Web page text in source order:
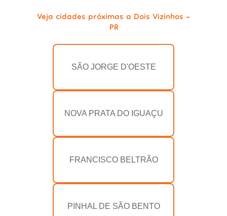
Veja cidades próximas a Dois Vizinhos -
PR
SÃO JORGE D'OESTE
NOVA PRATA DO IGUAÇU
FRANCISCO BELTRÃO
PINHAL DE SÃO BENTO